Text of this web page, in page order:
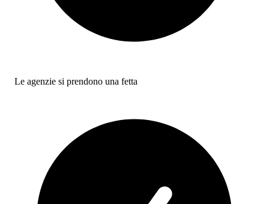
Le agenzie si prendono una fetta